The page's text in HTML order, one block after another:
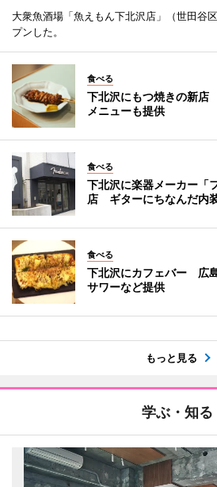
大衆魚酒場「魚えもん下北沢店」（世田谷
プンした。
食べる
下北沢にもつ焼きの新
メニューも提供
食べる
下北沢に楽器メーカー「
店 ギターにちなんだ内
食べる
下北沢にカフェバー 広
サワーなど提供
もっと見る
学ぶ・知る